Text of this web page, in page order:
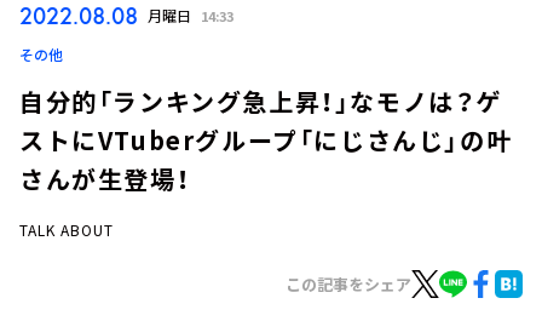
2022.08.08 月曜日 14:33
その他
自分的「ランキング急上昇！」なモノは？ゲ
ストにVTuberグループ「にじさんじ」の叶
さんが生登場！
TALK ABOUT
この記事をシェア